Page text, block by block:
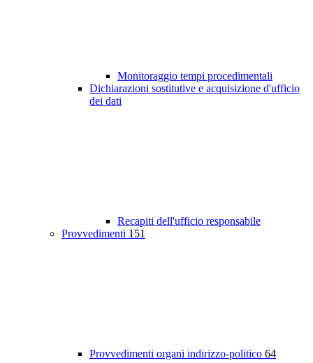
Monitoraggio tempi procedimentali
Dichiarazioni sostitutive e acquisizione d'ufficio
dei dati
Recapiti dell'ufficio responsabile
Provvedimenti 151
Provvedimenti organi indirizzo-politico 64